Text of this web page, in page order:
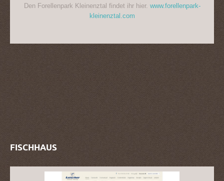
Den Forellenpark Kleinenztal findet ihr hier. www.forellenpark-
kleinenztal.com
FISCHHAUS